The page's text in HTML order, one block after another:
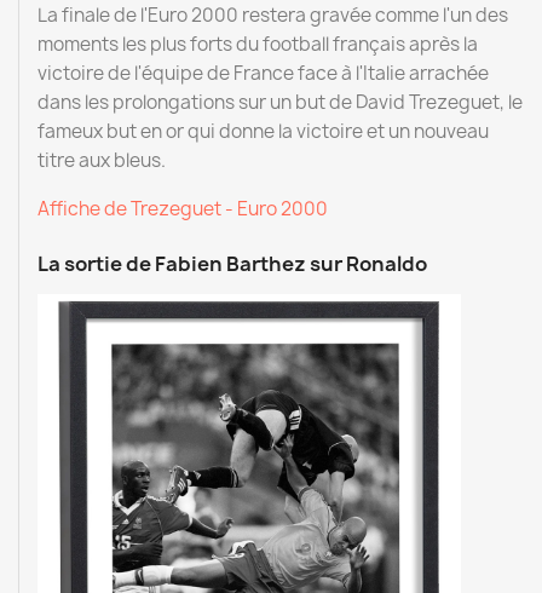
La finale de l'Euro 2000 restera gravée comme l'un des
moments les plus forts du football français après la
victoire de l'équipe de France face à l'Italie arrachée
dans les prolongations sur un but de David Trezeguet, le
fameux but en or qui donne la victoire et un nouveau
titre aux bleus.
Affiche de Trezeguet - Euro 2000
La sortie de Fabien Barthez sur Ronaldo